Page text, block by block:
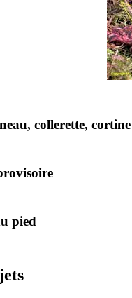
collerette, cortine
pied